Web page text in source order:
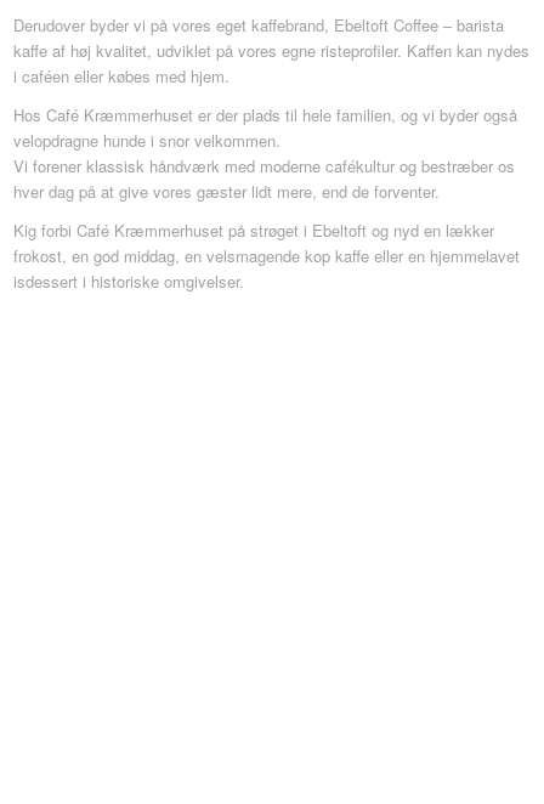
Derudover byder vi på vores eget kaffebrand, Ebeltoft Coffee – barista
kaffe af høj kvalitet, udviklet på vores egne risteprofiler. Kaffen kan nydes
i caféen eller købes med hjem.
Hos Café Kræmmerhuset er der plads til hele familien, og vi byder også
velopdragne hunde i snor velkommen.
Vi forener klassisk håndværk med moderne cafékultur og bestræber os
hver dag på at give vores gæster lidt mere, end de forventer.
Kig forbi Café Kræmmerhuset på strøget i Ebeltoft og nyd en lækker
frokost, en god middag, en velsmagende kop kaffe eller en hjemmelavet
isdessert i historiske omgivelser.